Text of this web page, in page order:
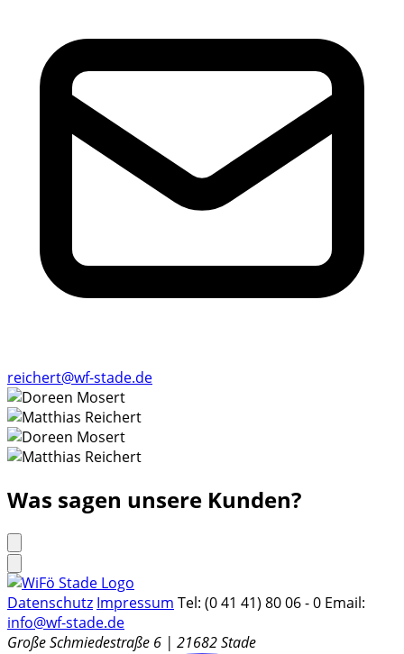
reichert@wf-stade.de
Was sagen unsere Kunden?
Datenschutz Impressum Tel: (0 41 41) 80 06 - 0 Email:
info@wf-stade.de
Große Schmiedestraße 6 | 21682 Stade